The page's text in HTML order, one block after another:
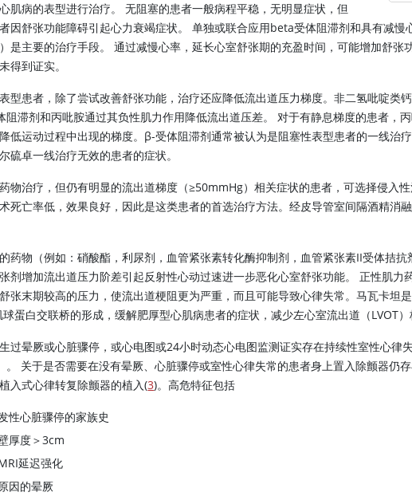
肌病的表型进行治疗。 无阻塞的患者一般病程平稳，无明显症状，但
因舒张功能障碍引起心力衰竭症状。 单独或联合应用beta受体阻滞剂和具有减慢
是主要的治疗手段。 通过减慢心率，延长心室舒张期的充盈时间，可能增加舒张
得到证实。
型患者，除了尝试改善舒张功能，治疗还应降低流出道压力梯度。非二氢吡啶类
阻滞剂和丙吡胺通过其负性肌力作用降低流出道压差。 对于有静息梯度的患者，
低运动过程中出现的梯度。β-受体阻滞剂通常被认为是阻塞性表型患者的一线治
硫卓一线治疗无效的患者的症状。
物治疗，但仍有明显的流出道梯度（≥50mmHg）相关症状的患者，可选择侵入
死亡率低，效果良好，因此是这类患者的首选治疗方法。经皮导管室间隔酒精消
药物（例如：硝酸酯，利尿剂，血管紧张素转化酶抑制剂， 血管紧张素II受体拮抗
剂增加流出道压力阶差引起反射性心动过速进一步恶化心室舒张功能。 正性肌力
张末期较高的压力，使流出道梗阻更为严重，而且可能导致心律失常。马瓦卡坦
蛋白交联桥的形成，缓解肥厚型心肌病患者的症状，减少左心室流出道（LVOT
过晕厥或心脏骤停，或心电图或24小时动态心电图监测证实存在持续性室性心律
。 关于是否需要在没有晕厥、心脏骤停或室性心律失常的患者身上置入除颤器仍
入式心律转复除颤器的植入(3)。高危特征包括
性心脏骤停的家族史
厚度＞3cm
延迟强化
因的晕厥